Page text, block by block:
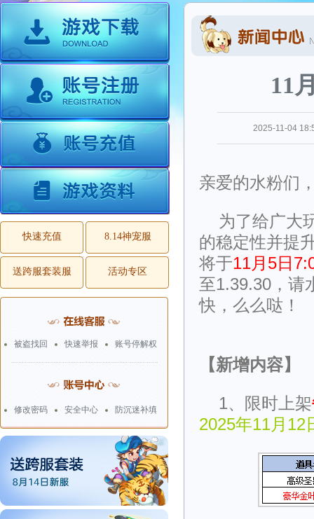
快速充值 8.14神宠服
送跨服套装服 活动专区
被盗找回 快速举报 账号停解权
修改密码 安全中心 防沉迷补填
11
2025-11-04
亲爱的水粉们
为了给广大
的稳定性并提
将于11月5日
至1.39.30，请
快，么么哒！
【新增内容】
1、限时上架
2025年11月12